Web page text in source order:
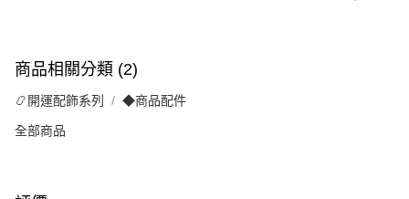
商品相關分類 (2)
📿開運配飾系列 ◆商品配件
全部商品